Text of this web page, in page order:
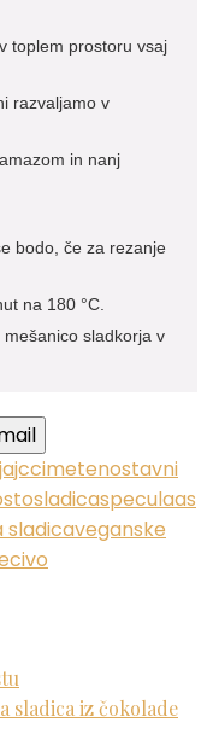
toplem prostoru vsaj
razvaljamo v
in nanj
bodo, če za rezanje
na 180 °C.
sladkorja v
cimetenostavni
sladicaspeculaas
sladicaveganske
sladica iz čokolade